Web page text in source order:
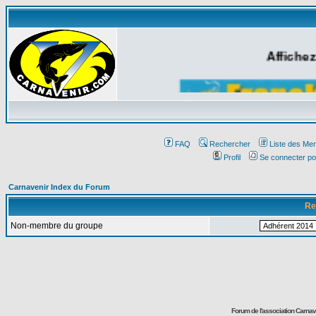
FAQ Rechercher
Liste des
Profil
Se connecter
Carnavenir Index du Forum
Non-membre du groupe
Forum de l'association